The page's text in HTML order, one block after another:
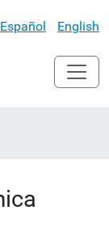
Español English